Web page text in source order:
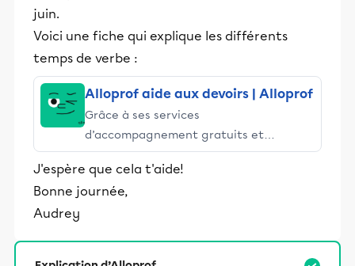
juin.
Voici une fiche qui explique les différents
temps de verbe :
Alloprof aide aux devoirs | Alloprof
Grâce à ses services
d’accompagnement gratuits et
stimulants, Alloprof engage les élèves
et leurs parents dans la réussite
éducative.
J'espère que cela t'aide!
Bonne journée,
Audrey